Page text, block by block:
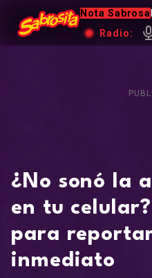
Nota Sabrosa
Radio:
¿No sonó la
en tu
para
inmediato